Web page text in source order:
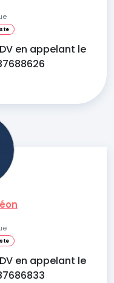
en appelant le
en appelant le